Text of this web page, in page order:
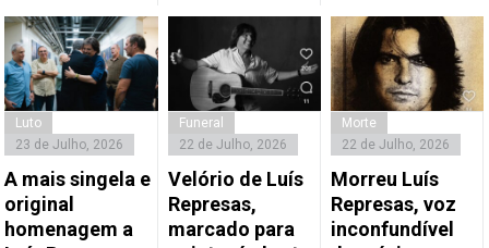
Luto
23 de Julho, 2026
A mais singela e
original
homenagem a
Funeral
22 de Julho, 2026
Velório de Luís
Represas,
marcado para
Morte
22 de Julho, 2026
Morreu Luís
Represas, voz
inconfundível